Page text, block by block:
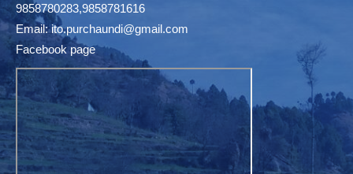
9858780283,9858781616
Email:ito.purchaundi@gmail.com
Facebook page